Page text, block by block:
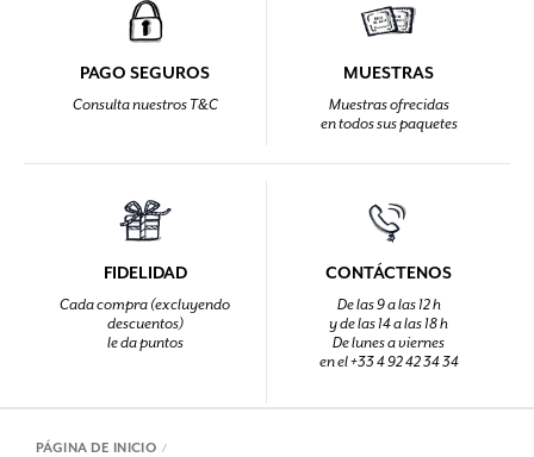
PAGO SEGUROS
Consulta nuestros T&C
MUESTRAS
Muestras ofrecidas
en todos sus paquetes
FIDELIDAD
Cada compra (excluyendo
descuentos)
le da puntos
CONTÁCTENOS
De las 9 a las 12 h
y de las 14 a las 18 h
De lunes a viernes
en el +33 4 92 42 34 34
PÁGINA DE INICIO